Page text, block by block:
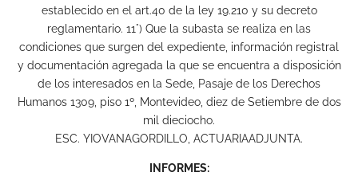
establecido en el art.40 de la ley 19.210 y su decreto
reglamentario. 11°) Que la subasta se realiza en las
condiciones que surgen del expediente, información registral
y documentación agregada la que se encuentra a disposición
de los interesados en la Sede, Pasaje de los Derechos
Humanos 1309, piso 1º, Montevideo, diez de Setiembre de dos
mil dieciocho.
ESC. YIOVANAGORDILLO, ACTUARIAADJUNTA.
INFORMES: